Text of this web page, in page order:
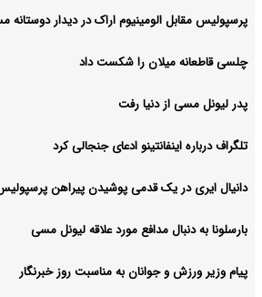
پرسپولیس مقابل الومینیوم اراک در دیدار دوستانه
چلسی قاطعانه میلان را شکست داد
پدر لیونل مسی از دنیا رفت
تلگراف درباره اینفانتینو ادعای جنجالی کرد
دانیال ایری در یک قدمی پوشیدن پیراهن
بارسلونا به دنبال مدافع مورد علاقه لیونل مسی
پیام وزیر ورزش و جوانان به مناسبت روز خبرنگار